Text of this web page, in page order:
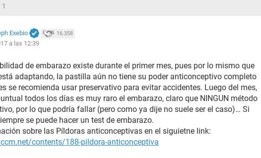
Exebio 16.358
a las 12:39
de embarazo existe durante el primer mes, pues por lo mismo que
adaptando, la pastilla aún no tiene su poder anticonceptivo completo
se recomienda usar preservativo para evitar accidentes. Luego del mes,
todos los días es muy raro el embarazo, claro que NINGUN método
por lo que podría fallar (pero como ya dije no suele ser el caso)… Si
se puede hacer un test de embarazo.
sobre las Píldoras anticonceptivas en el siguietne link:
contents/188-pildora-anticonceptiva